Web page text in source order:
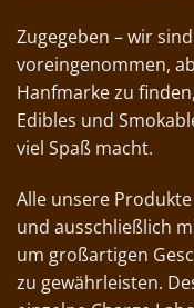
Zugegeben – wir
voreingenommen,
Hanfmarke zu
Edibles und
viel Spaß macht.
Alle unsere
und ausschließlich
um großartigen
zu gewährleisten.